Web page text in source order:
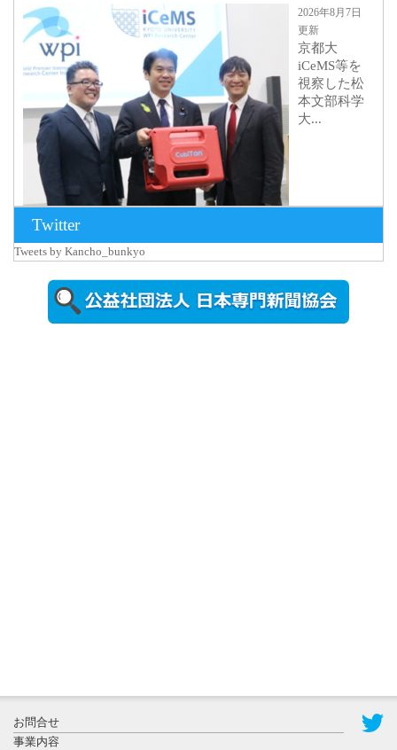
2026年8月7日
更新
京都大
iCeMS等を
視察した松
本文部科学
大...
2026年8月5日
更新
農工大で大
Twitter
Tweets by Kancho_bunkyo
お問合せ
事業内容